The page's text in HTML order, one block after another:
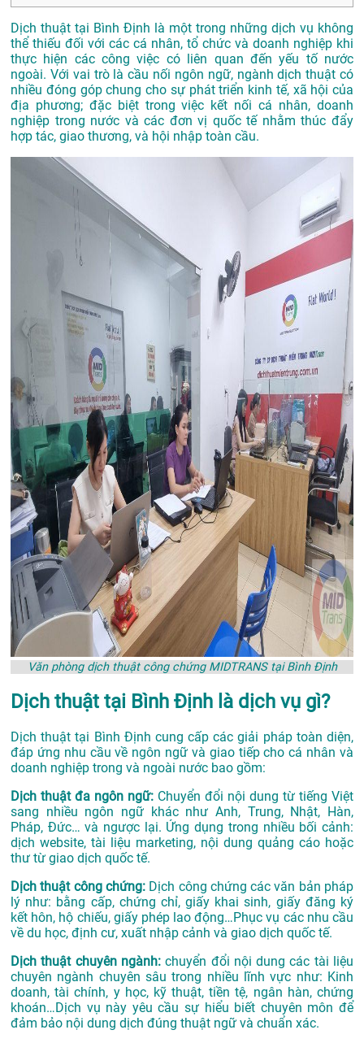
Dịch thuật tại Bình Định là một trong những dịch vụ không
thể thiếu đối với các cá nhân, tổ chức và doanh nghiệp khi
thực hiện các công việc có liên quan đến yếu tố nước
ngoài. Với vai trò là cầu nối ngôn ngữ, ngành dịch thuật có
nhiều đóng góp chung cho sự phát triển kinh tế, xã hội của
địa phương; đặc biệt trong việc kết nối cá nhân, doanh
nghiệp trong nước và các đơn vị quốc tế nhằm thúc đẩy
hợp tác, giao thương, và hội nhập toàn cầu.
Văn phòng dịch thuật công chứng MIDTRANS tại Bình Định
Dịch thuật tại Bình Định là dịch vụ gì?
Dịch thuật tại Bình Định cung cấp các giải pháp toàn diện,
đáp ứng nhu cầu về ngôn ngữ và giao tiếp cho cá nhân và
doanh nghiệp trong và ngoài nước bao gồm:
Dịch thuật đa ngôn ngữ: Chuyển đổi nội dung từ tiếng Việt
sang nhiều ngôn ngữ khác như Anh, Trung, Nhật, Hàn,
Pháp, Đức… và ngược lại. Ứng dụng trong nhiều bối cảnh:
dịch website, tài liệu marketing, nội dung quảng cáo hoặc
thư từ giao dịch quốc tế.
Dịch thuật công chứng: Dịch công chứng các văn bản pháp
lý như: bằng cấp, chứng chỉ, giấy khai sinh, giấy đăng ký
kết hôn, hộ chiếu, giấy phép lao động…Phục vụ các nhu cầu
về du học, định cư, xuất nhập cảnh và giao dịch quốc tế.
Dịch thuật chuyên ngành:chuyển đổi nội dung các tài liệu
chuyên ngành chuyên sâu trong nhiều lĩnh vực như: Kinh
doanh, tài chính, y học, kỹ thuật, tiền tệ, ngân hàn, chứng
khoán…Dịch vụ này yêu cầu sự hiểu biết chuyên môn để
đảm bảo nội dung dịch đúng thuật ngữ và chuẩn xác.